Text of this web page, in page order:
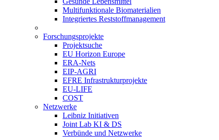
Multifunktionale Biomaterialien
Integriertes Reststoffmanagement
Forschungsprojekte
Projektsuche
EU Horizon Europe
ERA-Nets
EIP-AGRI
EFRE Infrastrukturprojekte
EU-LIFE
COST
Netzwerke
Leibniz Initiativen
Joint Lab KI & DS
Verbünde und Netzwerke